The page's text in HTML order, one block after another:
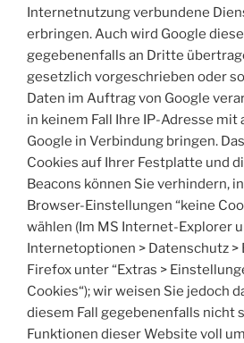
Internetnutzung verbundene
erbringen. Auch wird Google
gegebenenfalls an Dritte
gesetzlich vorgeschrieben oder
Daten im Auftrag von Google
in keinem Fall Ihre IP-Adresse mit
Google in Verbindung bringen.
Cookies auf Ihrer Festplatte und
Beacons können Sie verhindern,
Browser-Einstellungen “keine
wählen (Im MS Internet-Explorer
Internetoptionen > Datenschutz >
Firefox unter “Extras >
Cookies“); wir weisen Sie jedoch
diesem Fall gegebenenfalls nicht
Funktionen dieser Website voll